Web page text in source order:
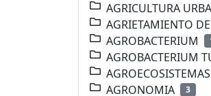
AGRICULTURA
AGRIETAMIENTO
AGROBACTERIUM
AGROBACTERIUM
AGROECOSISTEMAS
AGRONOMIA 3